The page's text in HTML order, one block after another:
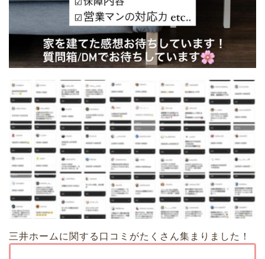
三井ホームに関する口コミがたくさん集まりました！